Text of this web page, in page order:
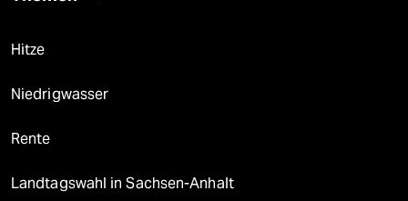
Hitze
Niedrigwasser
Rente
Landtagswahl in Sachsen-Anhalt